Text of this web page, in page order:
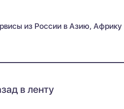
из России в Азию, Африку
в ленту